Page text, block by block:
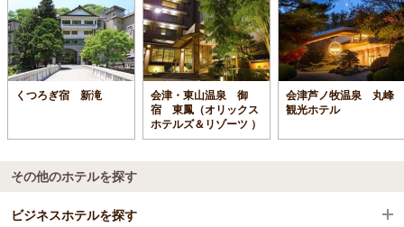
くつろぎ宿 新滝
会津・東山温泉 御
宿 東鳳（オリックス
ホテルズ＆リゾーツ ）
会津芦ノ牧温泉 丸峰
観光ホテル
その他のホテルを探す
ビジネスホテルを探す